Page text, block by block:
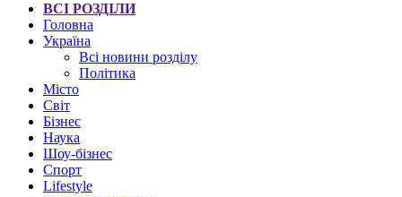
ВСІ РОЗДІЛИ
Головна
Україна
Всі новини розділу
Політика
Місто
Світ
Бізнес
Наука
Шоу-бізнес
Спорт
Lifestyle